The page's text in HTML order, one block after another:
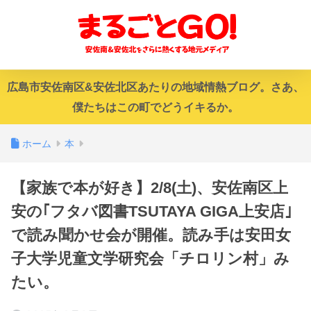
広島市安佐南区&安佐北区あたりの地域情熱ブログ。さあ、
僕たちはこの町でどうイキるか。
ホーム 本
【家族で本が好き】2/8(土)、安佐南区上
安の｢フタバ図書TSUTAYA GIGA上安店｣
で読み聞かせ会が開催。読み手は安田女
子大学児童文学研究会「チロリン村」み
たい。